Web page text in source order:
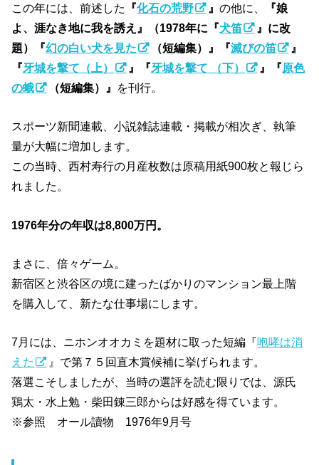
この年には、前述した 『化石の荒野 』の他に、
『娘
よ、涯なき地に我を誘え』（1978年に『犬笛
』に改
題）『幻の白い犬を見た （短編集）』『滅びの笛
』
『牙城を撃て（上） 』『牙城を撃て （下） 』『原色
の蛾
（短編集）』 を刊行。
スポーツ新聞連載、小説雑誌連載・掲載が相次ぎ、執筆
量が大幅に増加します。
この当時、西村寿行の月産枚数は原稿用紙900枚と報じら
れました。
1976年分の年収は8,800万円。
まさに、倍々ゲーム。
新宿区と渋谷区の境に建ったばかりのマンション最上階
を購入して、新たな仕事場にします。
7月には、ニホンオオカミを題材に取った短編『咆哮は消
えた
』で第７５回直木賞候補に挙げられます。
落選こそしましたが、当時の選評を読む限りでは、源氏
鶏太・水上勉・柴田錬三郎からは好感を得ています。
※参照 オール讀物 1976年9月号